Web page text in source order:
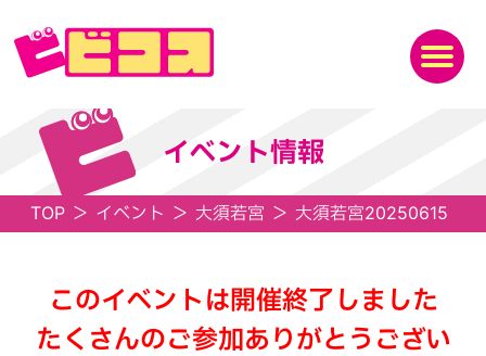
イベント情報
TOP ＞ イベント ＞ 大須若宮 ＞ 大須若宮20250615
このイベントは開催終了しました
たくさんのご参加ありがとうござい